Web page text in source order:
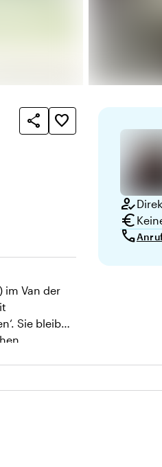
share favorite_border
im Van der
Sie bleiben
how_to_reg
euro
call